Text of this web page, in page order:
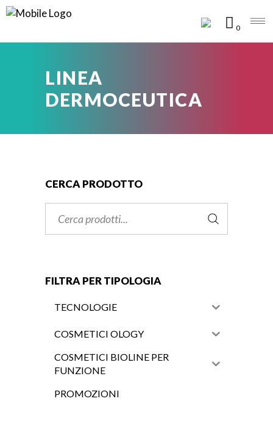
0
LINEA
DERMOCEUTICA
CERCA PRODOTTO
FILTRA PER TIPOLOGIA
TECNOLOGIE
COSMETICI OLOGY
COSMETICI BIOLINE PER
FUNZIONE
PROMOZIONI